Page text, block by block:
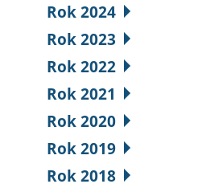
Rok 2024
Rok 2023
Rok 2022
Rok 2021
Rok 2020
Rok 2019
Rok 2018